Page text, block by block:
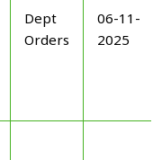
Dept
Orders
06-11-
2025